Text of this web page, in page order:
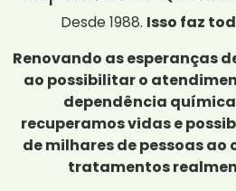
Desde 1988. Isso faz
Renovando as esperanças
ao possibilitar o
dependência
recuperamos vidas e
de milhares de pessoas
tratamentos